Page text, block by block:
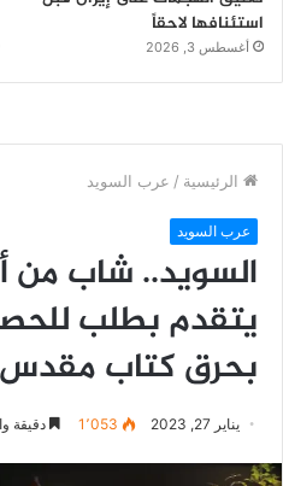
استئنافها لاحقاً
أغسطس 3, 2026